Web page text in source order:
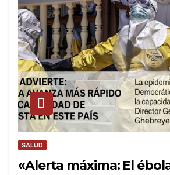
SALUD
«Alerta máxima: El